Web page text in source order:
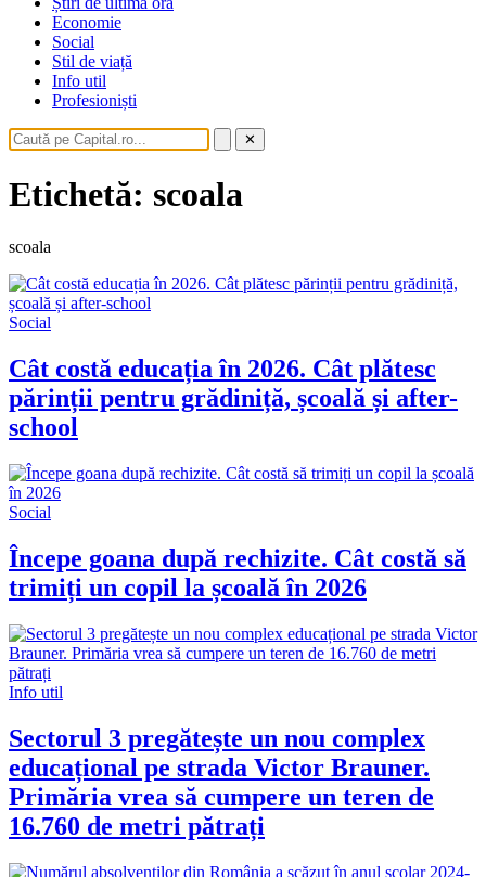
Economie
Social
Stil de viață
Info util
Profesioniști
✕
Etichetă: scoala
scoala
Social
Cât costă educația în 2026. Cât plătesc
părinții pentru grădiniță, școală și after-
school
Social
Începe goana după rechizite. Cât costă să
trimiți un copil la școală în 2026
Info util
Sectorul 3 pregătește un nou complex
educațional pe strada Victor Brauner.
Primăria vrea să cumpere un teren de
16.760 de metri pătrați